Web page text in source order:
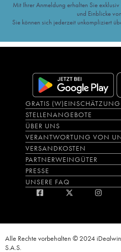
Mit Ihrer Anmeldung erhalten Sie
und Einblicke
Sie können sich jederzeit unkompliziert
GRATIS (W)EINSCHÄTZUNG
STELLENANGEBOTE
ÜBER UNS
VERANTWORTUNG VON
VERSANDKOSTEN
PARTNERWEINGÜTER
PRESSE
UNSERE FAQ
Alle Rechte vorbehalten © 2024
S.A.S.